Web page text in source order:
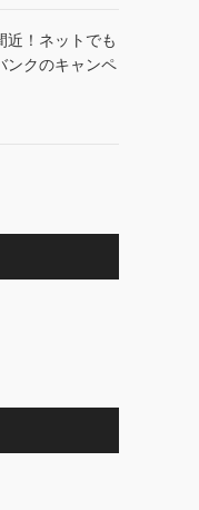
近！ネットでも
ンクのキャンペ